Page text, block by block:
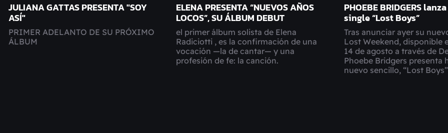
JULIANA GATTAS PRESENTA "SOY
ASÍ"
PRIMER ADELANTO DE SU PRÓXIMO
ÁLBUM
ELENA PRESENTA “NUEVOS AÑOS
LOCOS”, SU ÁLBUM DEBUT
el primer álbum solista de Elena
Radiciotti , es la confirmación de una
vocación —la de cantar— y una
profesión de fe: la canción.
PHOEBE BRIDGERS
single “Lost Boys”
Tras anunciar ayer su
Lost Weekend, disponible
14 de agosto a través de
Phoebe Bridgers presenta
nuevo sencillo, “Lost